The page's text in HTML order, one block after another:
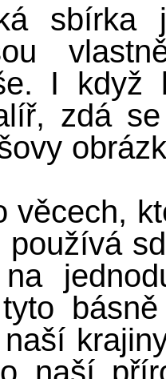
sbírka
I když
zdá
věcech,
používá
naší